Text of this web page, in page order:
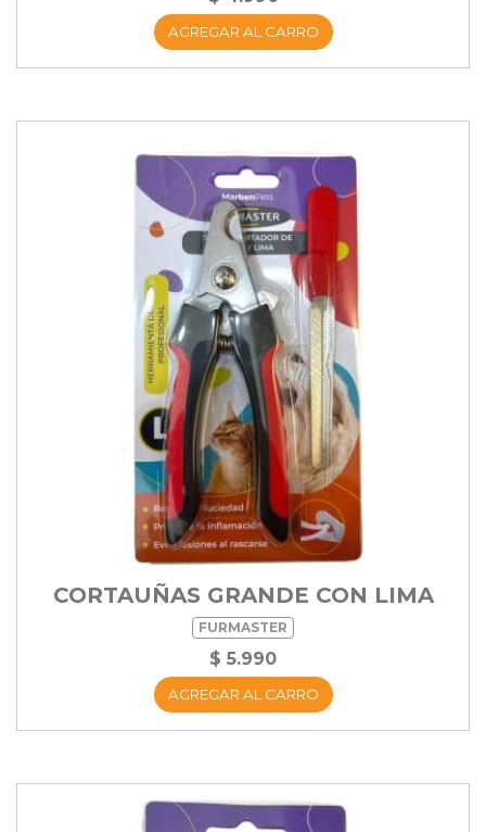
AGREGAR AL CARRO
CORTAUÑAS GRANDE CON LIMA
FURMASTER
$ 5.990
AGREGAR AL CARRO